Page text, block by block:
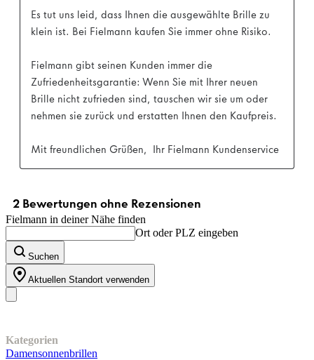
Fielmann in deiner Nähe finden
Ort oder PLZ eingeben
Suchen
Aktuellen Standort verwenden
Kategorien
Damensonnenbrillen